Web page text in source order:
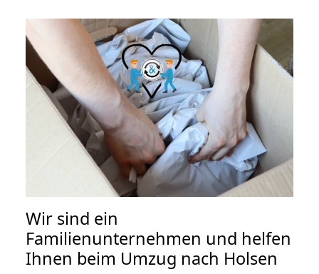
Wir sind ein
Familienunternehmen und helfen
Ihnen beim Umzug nach Holsen